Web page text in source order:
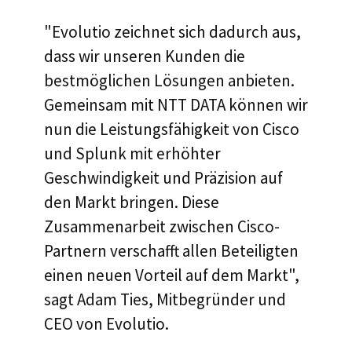
"Evolutio zeichnet sich dadurch aus,
dass wir unseren Kunden die
bestmöglichen Lösungen anbieten.
Gemeinsam mit NTT DATA können wir
nun die Leistungsfähigkeit von Cisco
und Splunk mit erhöhter
Geschwindigkeit und Präzision auf
den Markt bringen. Diese
Zusammenarbeit zwischen Cisco-
Partnern verschafft allen Beteiligten
einen neuen Vorteil auf dem Markt",
sagt Adam Ties, Mitbegründer und
CEO von Evolutio.